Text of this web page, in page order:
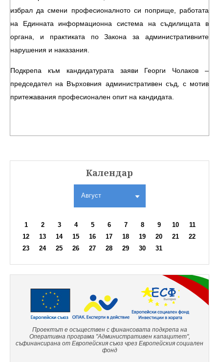
избрал да смени професионалното си поприще, работата
на Единната информационна система на съдилищата в
органа, и практиката по Закона за административните
нарушения и наказания.
Подкрепа към кандидатурата заяви Георги Чолаков –
председател на Върховния административен съд, с мотив
притежавания професионален опит на кандидата.
Календар
Август
1 2 3 4 5 6 7 8 9 10
11
12
13 14 15 16 17 18 19 20 21
22
23
24 25 26 27 28 29 30 31
Проектът е осъществен с финансовата подкрепа на
Оперативна програма "Административен капацитет",
съфинансирана от Европейския съюз чрез Европейския социален
фонд